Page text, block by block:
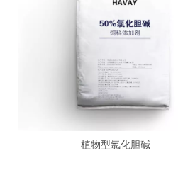
植物型氯化胆碱